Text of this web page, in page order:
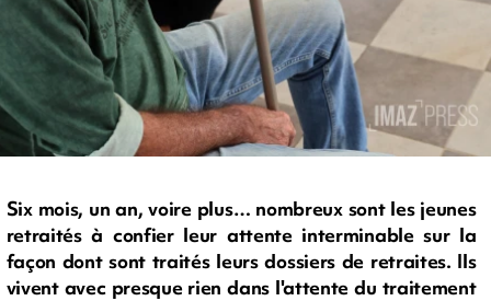
Six mois, un an, voire plus… nombreux sont les jeunes
retraités à confier leur attente interminable sur la
façon dont sont traités leurs dossiers de retraites. Ils
vivent avec presque rien dans l'attente du traitement